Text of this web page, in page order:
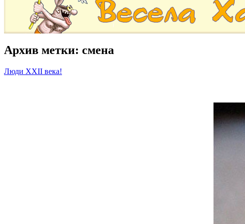
Архив метки: смена
Люди ХХІІ века!